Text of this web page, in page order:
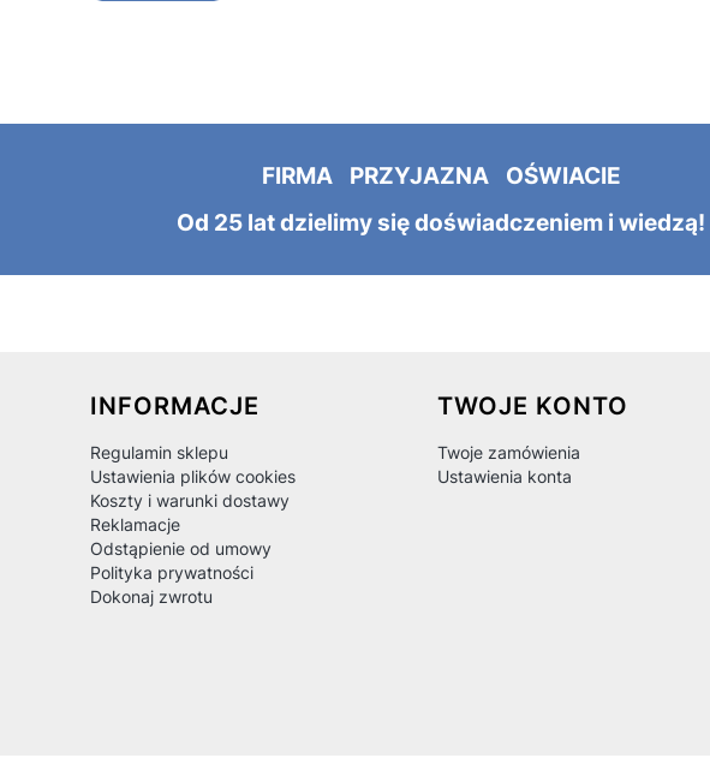
FIRMA PRZYJAZNA OŚWIACIE
Od 25 lat dzielimy się doświadczeniem i wiedzą!
Linki w stopce
INFORMACJE
Regulamin sklepu
Ustawienia plików cookies
Koszty i warunki dostawy
Reklamacje
Odstąpienie od umowy
Polityka prywatności
Dokonaj zwrotu
TWOJE KONTO
Twoje zamówienia
Ustawienia konta